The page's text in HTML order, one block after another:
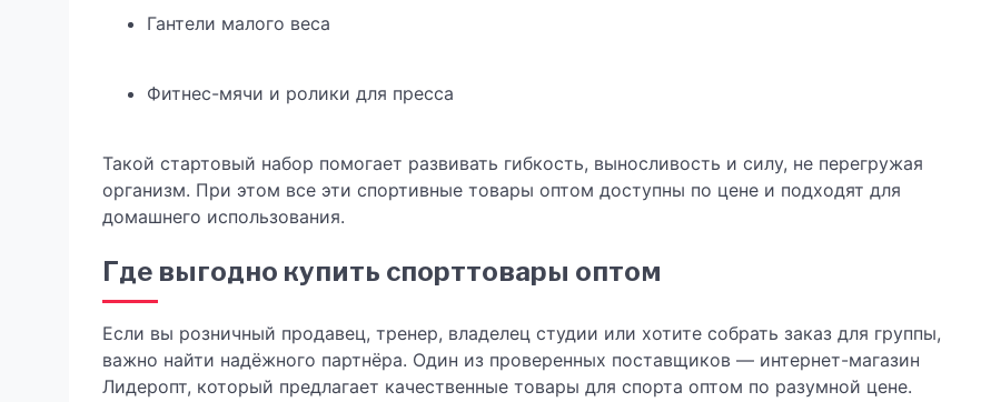
Гантели малого веса
Фитнес-мячи и ролики для пресса
Такой стартовый набор помогает развивать гибкость, выносливость и силу, не перегружая
организм. При этом все эти спортивные товары оптом доступны по цене и подходят для
домашнего использования.
Где выгодно купить спорттовары оптом
Если вы розничный продавец, тренер, владелец студии или хотите собрать заказ для группы,
важно найти надёжного партнёра. Один из проверенных поставщиков — интернет-магазин
Лидеропт, который предлагает качественные товары для спорта оптом по разумной цене.